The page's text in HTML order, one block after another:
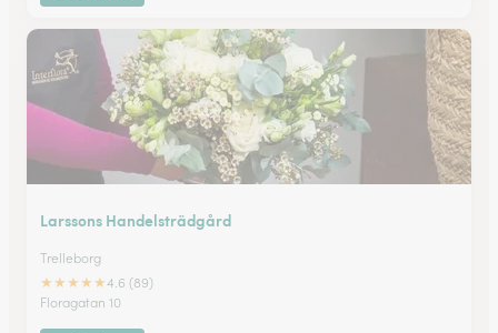
Larssons Handelsträdgård
Trelleborg
★★★★★4.6 (89)
Floragatan 10